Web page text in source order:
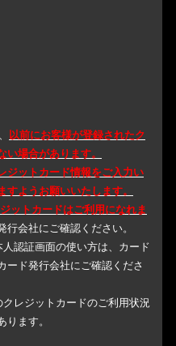
以前にお客様が登録されたク
場合があります。
ジットカード情報をご入力い
ようお願いいたします。
ットカードはご利用になれま
会社にご確認ください。
認証画面の使い方は、カード
ード発行会社にご確認くださ
レジットカードのご利用状況
ます。